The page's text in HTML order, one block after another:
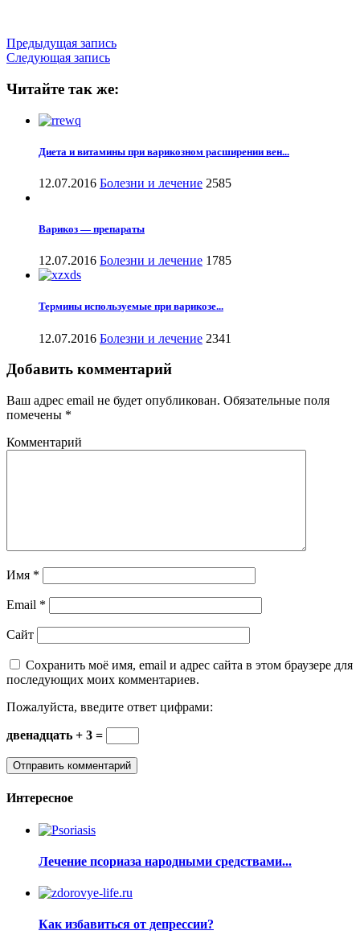
Предыдущая запись
Следующая запись
Читайте так же:
Диета и витамины при варикозном расширении вен...
12.07.2016 Болезни и лечение 2585
Варикоз — препараты
12.07.2016 Болезни и лечение 1785
Термины используемые при варикозе...
12.07.2016 Болезни и лечение 2341
Добавить комментарий
Ваш адрес email не будет опубликован. Обязательные поля
помечены *
Комментарий
Имя *
Email *
Сайт
Сохранить моё имя, email и адрес сайта в этом браузере для
последующих моих комментариев.
Пожалуйста, введите ответ цифрами:
двенадцать + 3 =
Интересное
Лечение псориаза народными средствами...
Как избавиться от депрессии?